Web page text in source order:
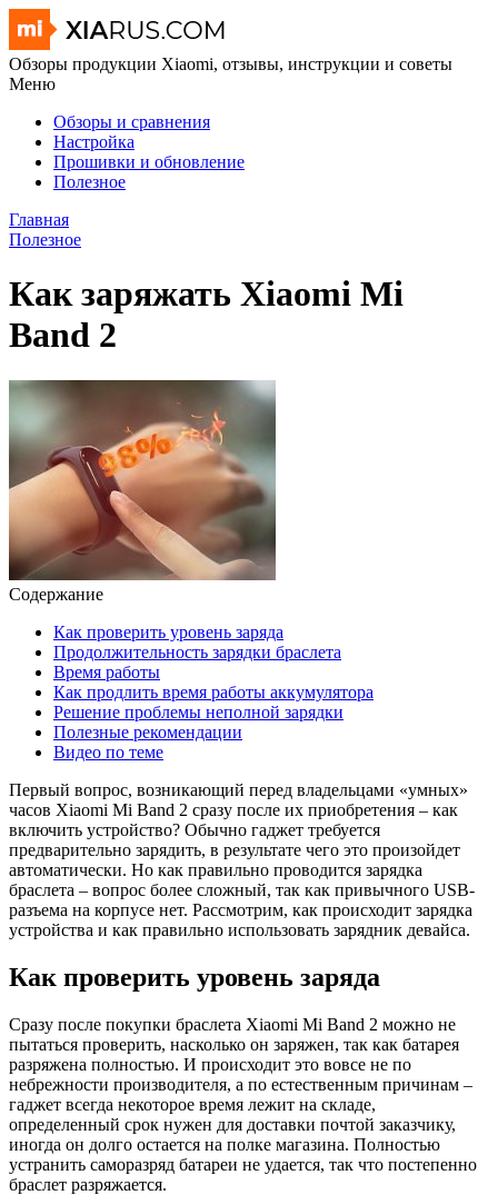
Обзоры продукции Xiaomi, отзывы, инструкции и советы
Меню
Обзоры и сравнения
Настройка
Прошивки и обновление
Полезное
Главная
Полезное
Как заряжать Xiaomi Mi
Band 2
Содержание
Как проверить уровень заряда
Продолжительность зарядки браслета
Время работы
Как продлить время работы аккумулятора
Решение проблемы неполной зарядки
Полезные рекомендации
Видео по теме
Первый вопрос, возникающий перед владельцами «умных»
часов Xiaomi Mi Band 2 сразу после их приобретения – как
включить устройство? Обычно гаджет требуется
предварительно зарядить, в результате чего это произойдет
автоматически. Но как правильно проводится зарядка
браслета – вопрос более сложный, так как привычного USB-
разъема на корпусе нет. Рассмотрим, как происходит зарядка
устройства и как правильно использовать зарядник девайса.
Как проверить уровень заряда
Сразу после покупки браслета Xiaomi Mi Band 2 можно не
пытаться проверить, насколько он заряжен, так как батарея
разряжена полностью. И происходит это вовсе не по
небрежности производителя, а по естественным причинам –
гаджет всегда некоторое время лежит на складе,
определенный срок нужен для доставки почтой заказчику,
иногда он долго остается на полке магазина. Полностью
устранить саморазряд батареи не удается, так что постепенно
браслет разряжается.